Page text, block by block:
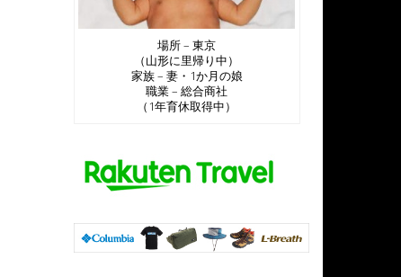
場所 – 東京
（山形に里帰り中）
家族 – 妻・1か月の娘
職業 – 総合商社
（1年育休取得中）